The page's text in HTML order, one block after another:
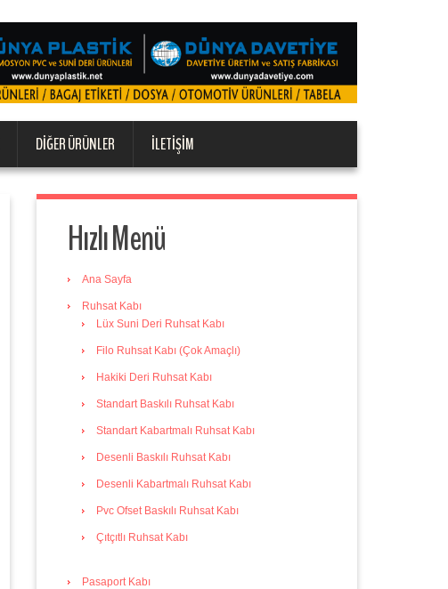
DIĞER ÜRÜNLER İLETIŞIM
Hızlı Menü
Ana Sayfa
Ruhsat Kabı
Lüx Suni Deri Ruhsat Kabı
Filo Ruhsat Kabı (Çok Amaçlı)
Hakiki Deri Ruhsat Kabı
Standart Baskılı Ruhsat Kabı
Standart Kabartmalı Ruhsat Kabı
Desenli Baskılı Ruhsat Kabı
Desenli Kabartmalı Ruhsat Kabı
Pvc Ofset Baskılı Ruhsat Kabı
Çıtçıtlı Ruhsat Kabı
Pasaport Kabı